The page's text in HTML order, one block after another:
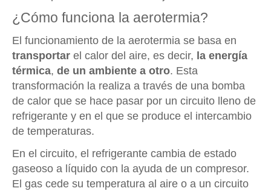
¿Cómo funciona la aerotermia?
El funcionamiento de la aerotermia se basa en
transportar el calor del aire, es decir, la energía
térmica, de un ambiente a otro. Esta
transformación la realiza a través de una bomba
de calor que se hace pasar por un circuito lleno de
refrigerante y en el que se produce el intercambio
de temperaturas.
En el circuito, el refrigerante cambia de estado
gaseoso a líquido con la ayuda de un compresor.
El gas cede su temperatura al aire o a un circuito